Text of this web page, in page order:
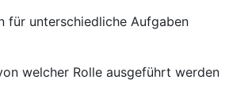
für unterschiedliche Aufgaben
welcher Rolle ausgeführt werden